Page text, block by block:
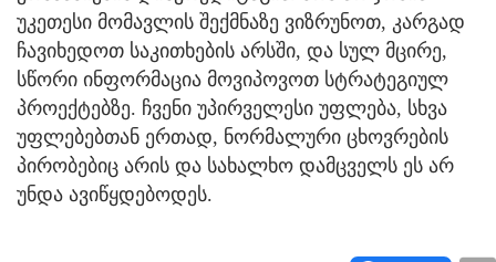
უკეთესი მომავლის შექმნაზე ვიზრუნოთ, კარგად
ჩავიხედოთ საკითხების არსში, და სულ მცირე,
სწორი ინფორმაცია მოვიპოვოთ სტრატეგიულ
პროექტებზე. ჩვენი უპირველესი უფლება, სხვა
უფლებებთან ერთად, ნორმალური ცხოვრების
პირობებიც არის და სახალხო დამცველს ეს არ
უნდა ავიწყდებოდეს.